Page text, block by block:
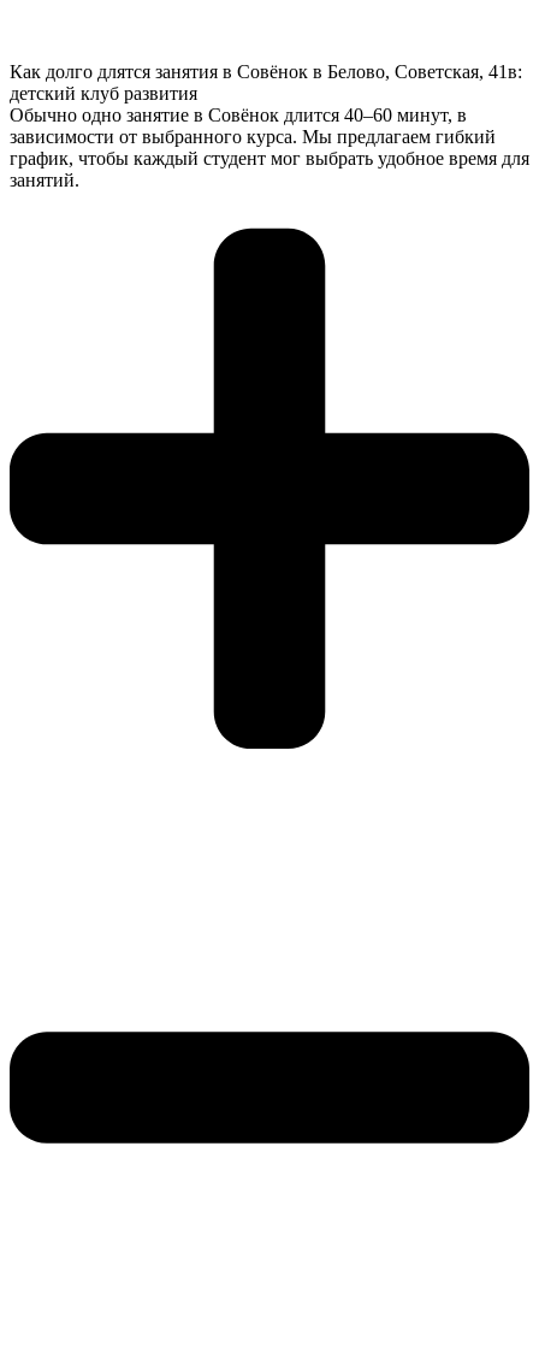
Как долго длятся занятия в Совёнок в Белово, Советская, 41в:
детский клуб развития
Обычно одно занятие в Совёнок длится 40–60 минут, в
зависимости от выбранного курса. Мы предлагаем гибкий
график, чтобы каждый студент мог выбрать удобное время для
занятий.